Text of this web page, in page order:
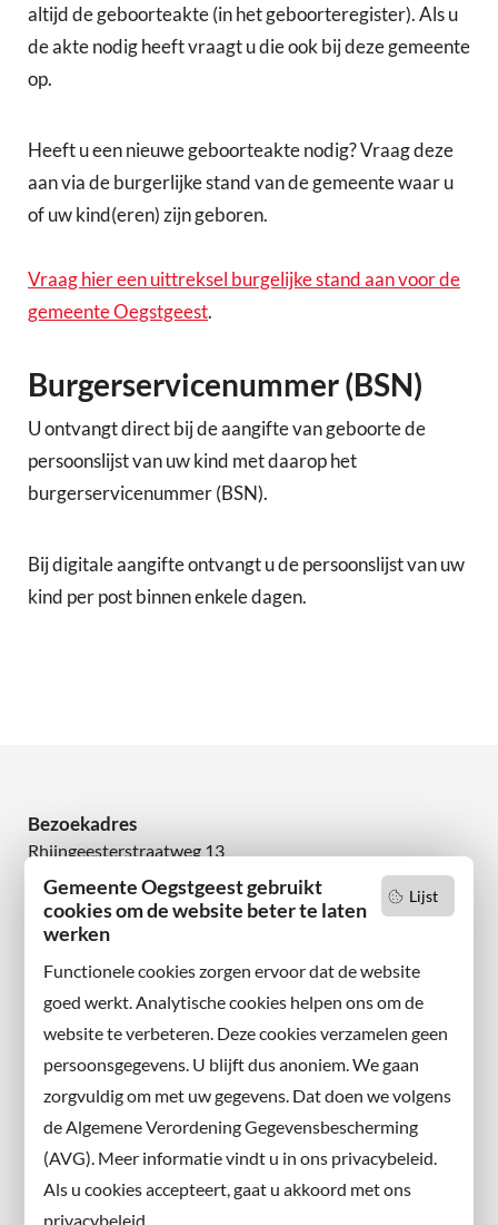
Lijst
Gemeente Oegstgeest gebruikt
cookies om de website beter te laten
werken
Functionele cookies zorgen ervoor dat de website
goed werkt. Analytische cookies helpen ons om de
website te verbeteren. Deze cookies verzamelen geen
persoonsgegevens. U blijft dus anoniem. We gaan
zorgvuldig om met uw gegevens. Dat doen we volgens
de Algemene Verordening Gegevensbescherming
(AVG). Meer informatie vindt u in ons privacybeleid.
Als u cookies accepteert, gaat u akkoord met ons
privacybeleid.
altijd de geboorteakte (in het geboorteregister). Als u
de akte nodig heeft vraagt u die ook bij deze gemeente
op.
Heeft u een nieuwe geboorteakte nodig? Vraag deze
aan via de burgerlijke stand van de gemeente waar u
of uw kind(eren) zijn geboren.
Vraag hier een uittreksel burgelijke stand aan voor de
gemeente Oegstgeest.
Burgerservicenummer (BSN)
U ontvangt direct bij de aangifte van geboorte de
persoonslijst van uw kind met daarop het
burgerservicenummer (BSN).
Bij digitale aangifte ontvangt u de persoonslijst van uw
kind per post binnen enkele dagen.
Bezoekadres
Rhijngeesterstraatweg 13
2342 AN Oegstgeest
Wilt u niets missen?
en volg ons ook op sociale media.
Facebook
X
Instagram
Contact met de gemeente